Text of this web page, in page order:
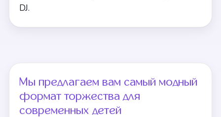
DJ.
Мы предлагаем вам самый модный
формат торжества для
современных детей